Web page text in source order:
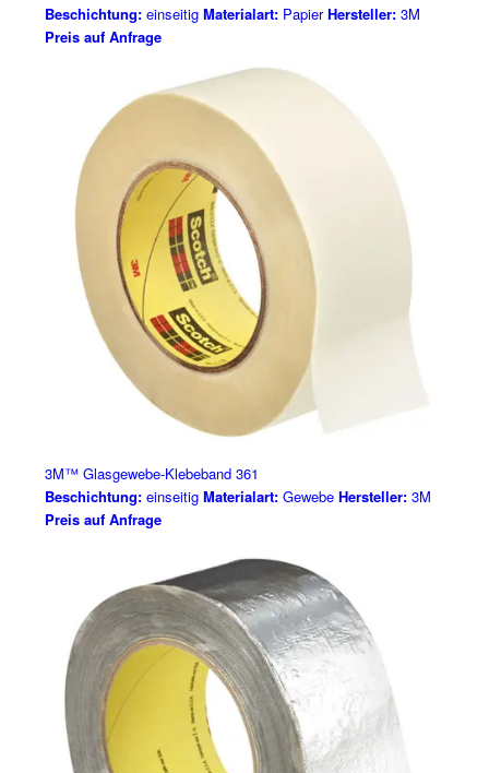
Beschichtung:einseitig Materialart:Papier Hersteller:3M
Preis auf Anfrage
3M™ Glasgewebe-Klebeband 361
Beschichtung:einseitig Materialart:Gewebe Hersteller:3M
Preis auf Anfrage